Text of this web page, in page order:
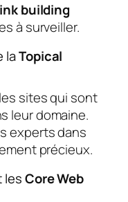
building
à surveiller.
laTopical
sites qui sont
leur domaine.
experts dans
précieux.
Core Web